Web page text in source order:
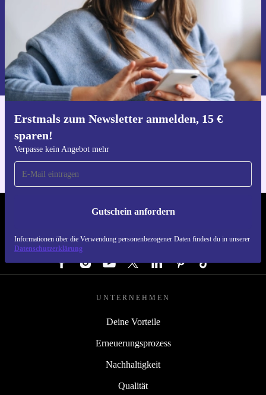
Erstmals zum Newsletter anmelden, 15 €
sparen!
Verpasse kein Angebot mehr
Gutschein anfordern
Informationen über die Verwendung personenbezogener Daten findest du in unserer
Datenschutzerklärung
Gutschein anfordern
Informationen über die Verwendung personenbezogener Daten findest
du in unserer
Datenschutzerklärung.
Hol dir die refurbed-App
REFURBED DEUTSCHLAND - RETHINK NEW.
FOLGE UNS
UNTERNEHMEN
Deine Vorteile
Erneuerungsprozess
Nachhaltigkeit
Qualität